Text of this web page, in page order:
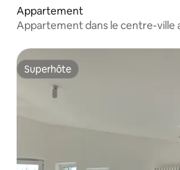
Appartement
Appartement dans le centre-ville
Superhôte
Superhôte